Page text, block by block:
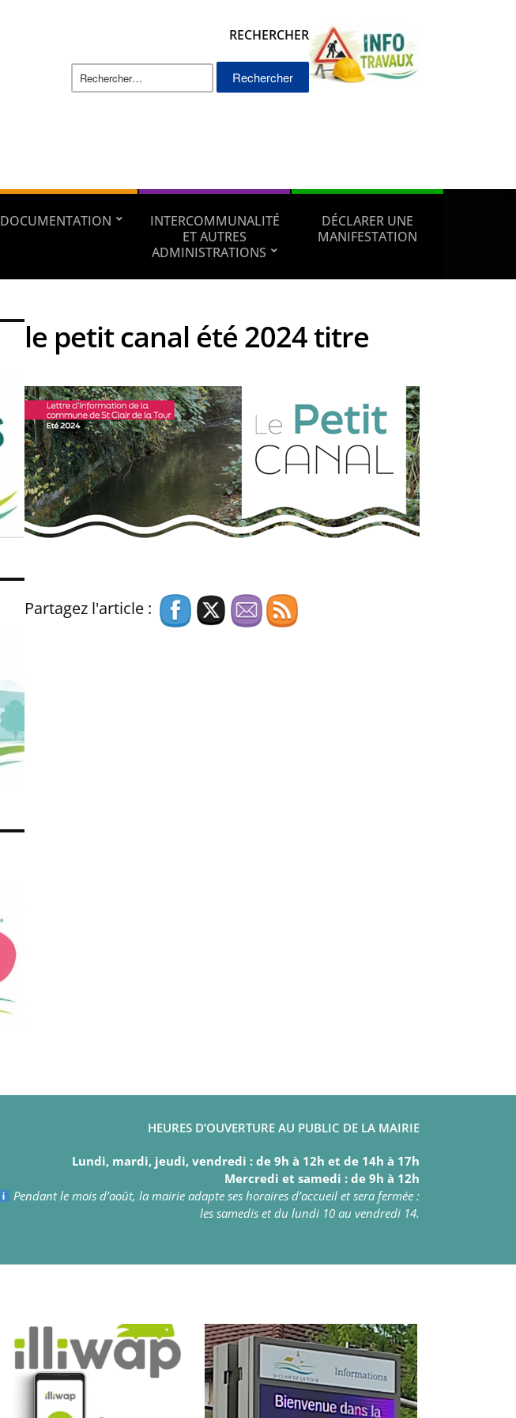
RECHERCHER
Rechercher :
DOCUMENTATION
INTERCOMMUNALITÉ
ET AUTRES
ADMINISTRATIONS
DÉCLARER UNE
MANIFESTATION
le petit canal été 2024 titre
Partagez l'article :
HEURES D’OUVERTURE AU PUBLIC DE LA MAIRIE
Lundi, mardi, jeudi, vendredi : de 9h à 12h et de 14h à 17h
Mercredi et samedi : de 9h à 12h
Pendant le mois d’août, la mairie adapte ses horaires d’accueil et sera fermée :
les samedis et du lundi 10 au vendredi 14.